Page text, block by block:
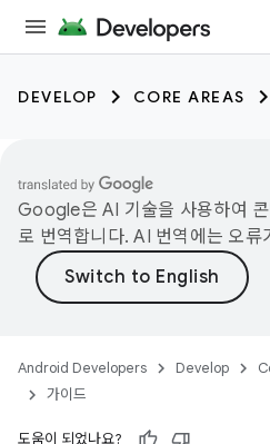
DEVELOP CORE AREAS
Google은 AI 기술을 사용하여
로 번역합니다. AI 번역에는 오류
Android Developers Develop
가이드
도움이 되었나요?